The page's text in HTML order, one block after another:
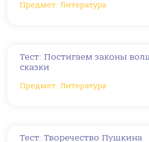
Предмет: Литература
Тест: Постигаем законы
сказки
Предмет: Литература
Тест: Творечество Пушкина